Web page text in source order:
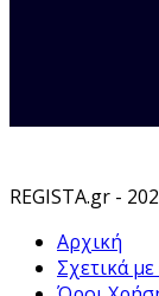
REGISTA.gr -
Αρχική
Σχετικά